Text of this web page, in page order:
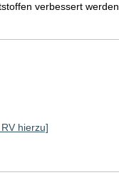
verbessert werden.
hierzu]